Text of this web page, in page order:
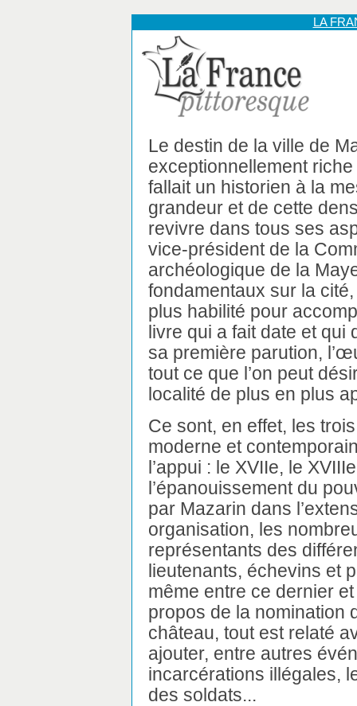
LA
Le destin de la ville de
exceptionnellement
fallait un historien à la
grandeur et de cette
revivre dans tous ses
vice-président de la
archéologique de la
fondamentaux sur la
plus habilité pour
livre qui a fait date et qui
sa première parution,
tout ce que l’on peut
localité de plus en plus
Ce sont, en effet, les
moderne et
l’appui : le XVIIe, le
l’épanouissement du
par Mazarin dans
organisation, les
représentants des
lieutenants, échevins et
même entre ce dernier
propos de la nomination
château, tout est relaté
ajouter, entre autres
incarcérations illégales,
des soldats...